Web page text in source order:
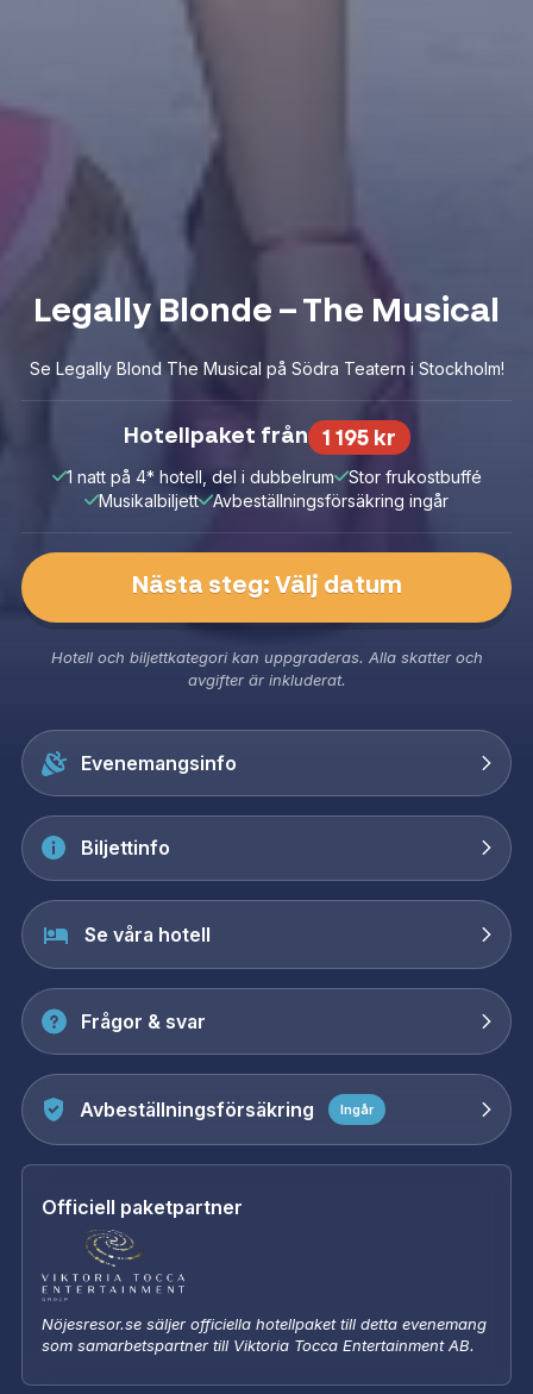
Legally Blonde – The Musical
Se Legally Blond The Musical på Södra Teatern i Stockholm!
Hotellpaket från 1 195 kr
1 natt på 4* hotell, del i dubbelrum
Stor frukostbuffé
Musikalbiljett
Avbeställningsförsäkring ingår
Hotell och biljettkategori kan uppgraderas. Alla skatter och
avgifter är inkluderat.
Nästa steg: Välj datum
Evenemangsinfo
Biljettinfo
Se våra hotell
Frågor & svar
Avbeställningsförsäkring Ingår
Officiell paketpartner
Nöjesresor.se säljer officiella hotellpaket till detta evenemang
som samarbetspartner till Viktoria Tocca Entertainment AB.